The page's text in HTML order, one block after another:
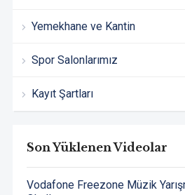
Yemekhane ve Kantin
Spor Salonlarımız
Kayıt Şartları
Son Yüklenen Videolar
Vodafone Freezone Müzik